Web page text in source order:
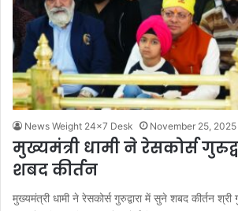
News Weight 24x7 Desk November 25, 2025
मुख्यमंत्री धामी ने रेसकोर्स
शबद कीर्तन
मुख्यमंत्री धामी ने रेसकोर्स गुरुद्वारा में सुने शबद कीर्तन